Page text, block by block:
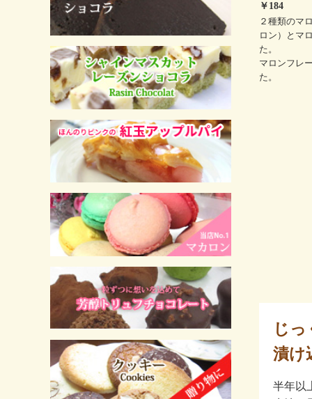
￥184
２種類のマ
ロン）とマ
た。
マロンフレ
た。
じ
漬け
半年以